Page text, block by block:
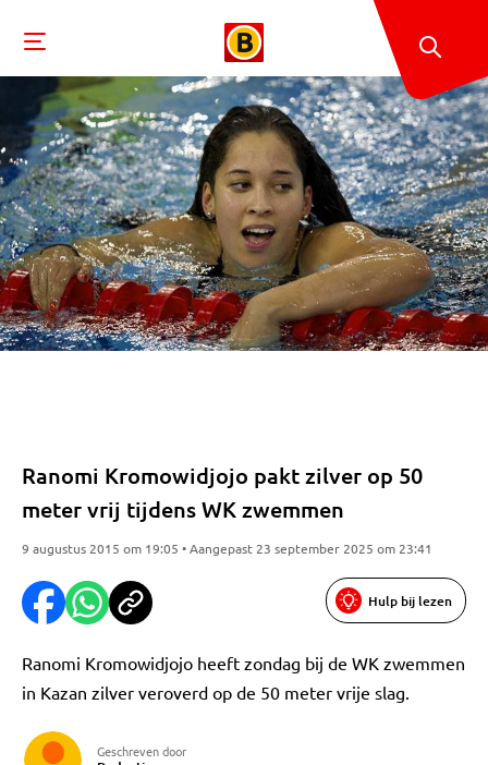
Ranomi Kromowidjojo pakt zilver op 50
meter vrij tijdens WK zwemmen
9 augustus 2015 om 19:05 • Aangepast 23 september 2025 om 23:41
Hulp bij lezen
Ranomi Kromowidjojo heeft zondag bij de WK zwemmen
in Kazan zilver veroverd op de 50 meter vrije slag.
Geschreven door